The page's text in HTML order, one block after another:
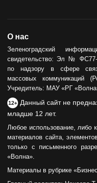
О нас
Зеленоградский
свидетельство: Эл №
по надзору в сфере
массовых коммуникаций
Учредитель: МАУ «РГ
12+ Данный сайт не
младше 12 лет.
Любое использование, либо
материалов сайта,
только с письменного
«Волна».
Материалы в рубрике